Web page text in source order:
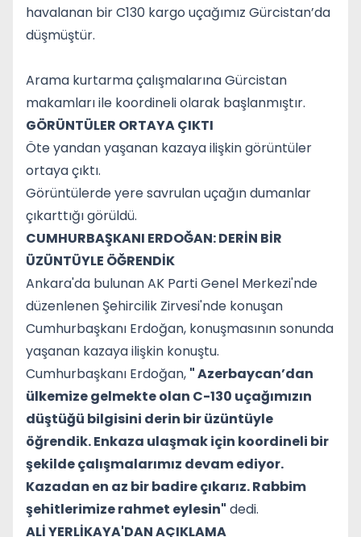
havalanan bir C130 kargo uçağımız Gürcistan’da
düşmüştür.
Arama kurtarma çalışmalarına Gürcistan
makamları ile koordineli olarak başlanmıştır.
GÖRÜNTÜLER ORTAYA ÇIKTI
Öte yandan yaşanan kazaya ilişkin görüntüler
ortaya çıktı.
Görüntülerde yere savrulan uçağın dumanlar
çıkarttığı görüldü.
CUMHURBAŞKANI ERDOĞAN: DERİN BİR
ÜZÜNTÜYLE ÖĞRENDİK
Ankara'da bulunan AK Parti Genel Merkezi'nde
düzenlenen Şehircilik Zirvesi'nde konuşan
Cumhurbaşkanı Erdoğan, konuşmasının sonunda
yaşanan kazaya ilişkin konuştu.
Cumhurbaşkanı Erdoğan, " Azerbaycan’dan
ülkemize gelmekte olan C-130 uçağımızın
düştüğü bilgisini derin bir üzüntüyle
öğrendik. Enkaza ulaşmak için koordineli bir
şekilde çalışmalarımız devam ediyor.
Kazadan en az bir badire çıkarız. Rabbim
şehitlerimize rahmet eylesin" dedi.
ALİ YERLİKAYA'DAN AÇIKLAMA